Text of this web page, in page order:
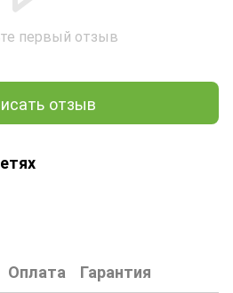
первый отзыв
отзыв
Оплата Гарантия